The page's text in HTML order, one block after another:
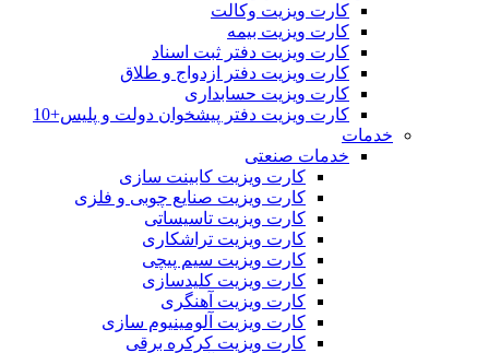
کارت ویزیت وکالت
کارت ویزیت بیمه
کارت ویزیت دفتر ثبت اسناد
کارت ویزیت دفتر ازدواج و طلاق
کارت ویزیت حسابداری
کارت ویزیت دفتر پیشخوان دولت و پلیس+10
خدمات
خدمات صنعتی
کارت ویزیت کابینت سازی
کارت ویزیت صنایع چوبی و فلزی
کارت ویزیت تاسیساتی
کارت ویزیت تراشکاری
کارت ویزیت سیم پیچی
کارت ویزیت کلیدسازی
کارت ویزیت آهنگری
کارت ویزیت آلومینیوم سازی
کارت ویزیت کرکره برقی